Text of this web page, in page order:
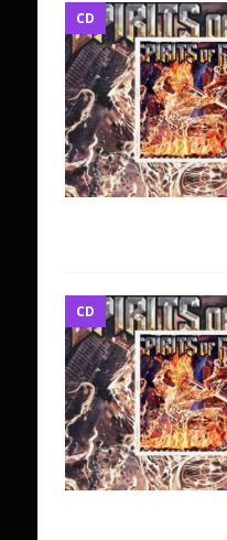
CD
CD